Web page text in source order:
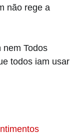
não rege a
nem Todos
todos iam usar